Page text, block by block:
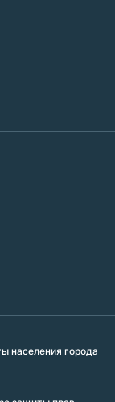
населения города